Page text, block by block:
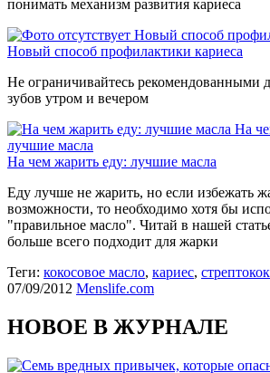
понимать механизм развития кариеса
Новый способ
Новый способ профилактики кариеса
Не ограничивайтесь рекомендованными
зубов утром и вечером
На
лучшие масла
На чем жарить еду: лучшие масла
Еду лучше не жарить, но если избежать
возможности, то необходимо хотя бы
"правильное масло". Читай в нашей
больше всего подходит для жарки
Теги: кокосовое масло, кариес,
07/09/2012 Menslife.com
НОВОЕ В ЖУРНАЛЕ